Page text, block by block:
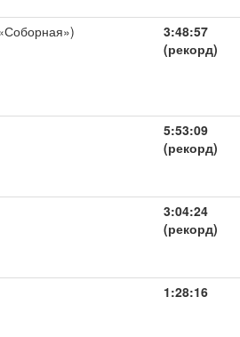
3:48:57
(рекорд)
5:53:09
(рекорд)
3:04:24
(рекорд)
1:28:16